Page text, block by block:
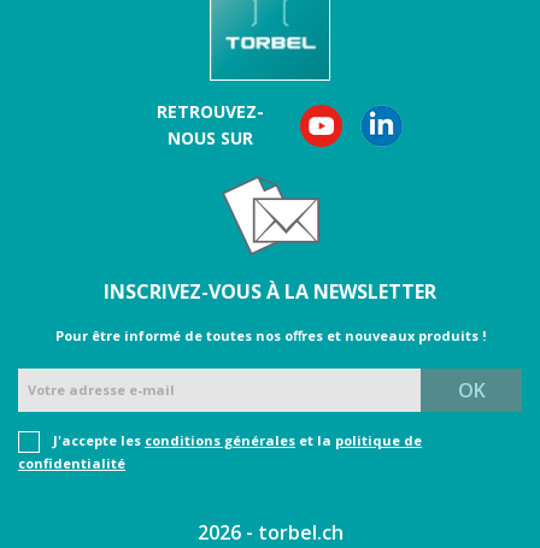
RETROUVEZ-
NOUS SUR
INSCRIVEZ-VOUS À LA NEWSLETTER
Pour être informé de toutes nos oﬀres et nouveaux produits !
J'accepte les conditions générales et la politique de
confidentialité
2026 - torbel.ch